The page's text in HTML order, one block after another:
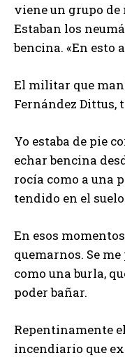
viene un grupo
Estaban los
bencina. «En esto
El militar que
Fernández Dittus,
Yo estaba de pie
echar bencina
rocía como a una
tendido en el
En esos
quemarnos. Se
como una burla,
poder bañar.
Repentinamente
incendiario que